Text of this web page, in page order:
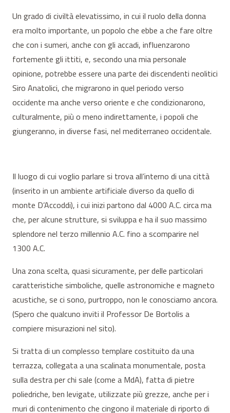
Un grado di civiltà elevatissimo, in cui il ruolo della donna
era molto importante, un popolo che ebbe a che fare oltre
che con i sumeri, anche con gli accadi, influenzarono
fortemente gli ittiti, e, secondo una mia personale
opinione, potrebbe essere una parte dei discendenti neolitici
Siro Anatolici, che migrarono in quel periodo verso
occidente ma anche verso oriente e che condizionarono,
culturalmente, più o meno indirettamente, i popoli che
giungeranno, in diverse fasi, nel mediterraneo occidentale.
Il luogo di cui voglio parlare si trova all’interno di una città
(inserito in un ambiente artificiale diverso da quello di
monte D’Accoddi), i cui inizi partono dal 4000 A.C. circa ma
che, per alcune strutture, si sviluppa e ha il suo massimo
splendore nel terzo millennio A.C. fino a scomparire nel
1300 A.C.
Una zona scelta, quasi sicuramente, per delle particolari
caratteristiche simboliche, quelle astronomiche e magneto
acustiche, se ci sono, purtroppo, non le conosciamo ancora.
(Spero che qualcuno inviti il Professor De Bortolis a
compiere misurazioni nel sito).
Si tratta di un complesso templare costituito da una
terrazza, collegata a una scalinata monumentale, posta
sulla destra per chi sale (come a MdA), fatta di pietre
poliedriche, ben levigate, utilizzate più grezze, anche per i
muri di contenimento che cingono il materiale di riporto di